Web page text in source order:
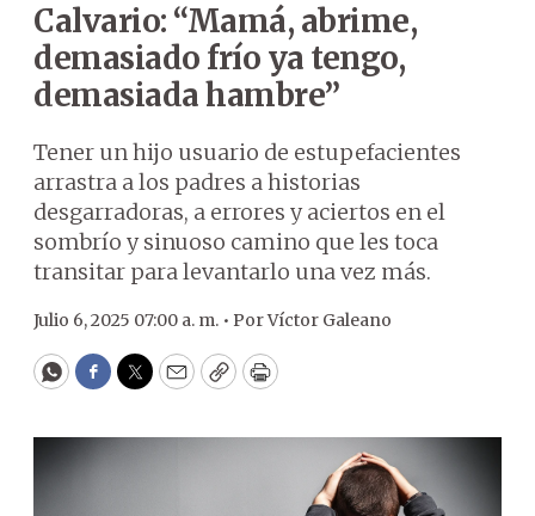
Calvario: “Mamá, abrime,
demasiado frío ya tengo,
demasiada hambre”
Tener un hijo usuario de estupefacientes
arrastra a los padres a historias
desgarradoras, a errores y aciertos en el
sombrío y sinuoso camino que les toca
transitar para levantarlo una vez más.
Julio 6, 2025 07:00 a. m. • PorVíctor Galeano
WhatsApp
Facebook
Twitter
EmailCopyPrint